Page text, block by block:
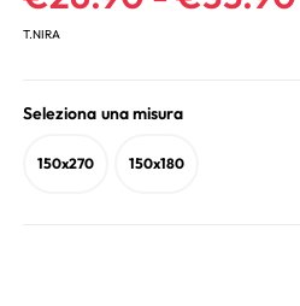
T.NIRA
Seleziona una misura
150x270 150x180